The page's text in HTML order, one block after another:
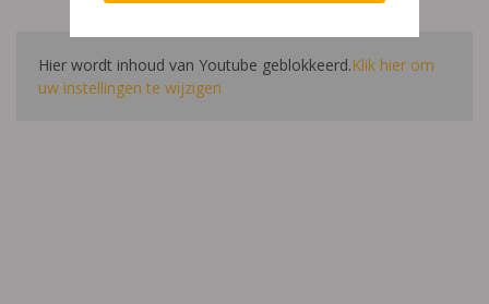
Hier wordt inhoud van Youtube geblokkeerd.Klik hier om
uw instellingen te wijzigen